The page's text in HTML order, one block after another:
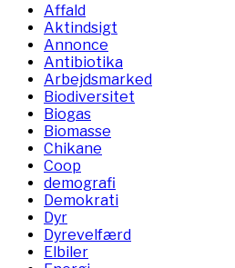
Affald
Aktindsigt
Annonce
Antibiotika
Arbejdsmarked
Biodiversitet
Biogas
Biomasse
Chikane
Coop
demografi
Demokrati
Dyr
Dyrevelfærd
Elbiler